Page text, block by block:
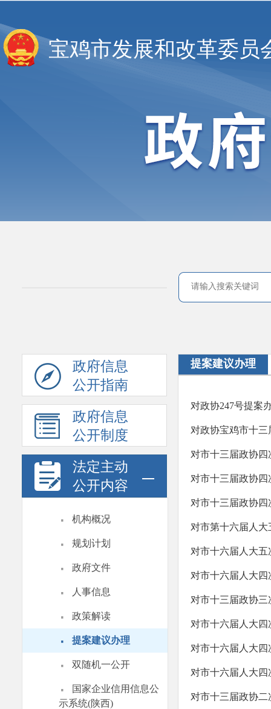
宝鸡市发展和改革委员
政府信息
公开指南
政府信息
公开制度
法定主动
公开内容
· 机构概况
· 规划计划
· 政府文件
· 人事信息
· 政策解读
· 提案建议办理
· 双随机一公开
·
国家企业信用信息公
示系统(陕西)
提案建议办理
对政协247号提案
对政协宝鸡市十
对市十三届政协
对市十三届政协
对市十三届政协
对市第十六届人
对市十六届人大
对市十六届人大
对市十三届政协
对市十六届人大
对市十六届人大
对市十六届人大
对市十三届政协